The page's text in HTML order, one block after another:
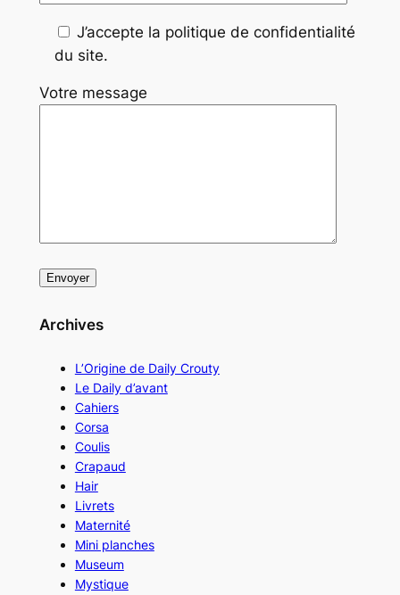
J’accepte la politique de confidentialité
du site.
Votre message
Archives
L’Origine de Daily Crouty
Le Daily d’avant
Cahiers
Corsa
Coulis
Crapaud
Hair
Livrets
Maternité
Mini planches
Museum
Mystique